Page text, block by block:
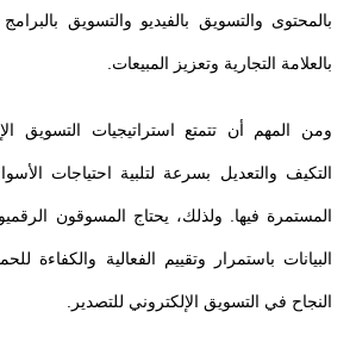
بالمحتوى والتسويق بالفيديو والتسويق
بالعلامة التجارية وتعزيز المبيعات.
ومن المهم أن تتمتع استراتيجيات التسويق
التكيف والتعديل بسرعة لتلبية احتياجات
المستمرة فيها. ولذلك، يحتاج المسوقون
البيانات باستمرار وتقييم الفعالية والكفاءة
النجاح في التسويق الإلكتروني للتصدير.